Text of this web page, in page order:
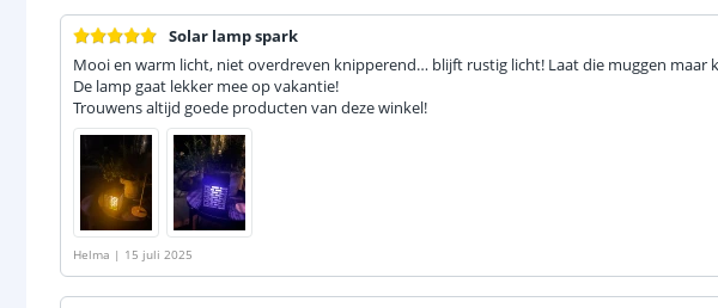
Solar lamp spark
Mooi en warm licht, niet overdreven knipperend… blijft rustig licht! Laat die muggen maar
De lamp gaat lekker mee op vakantie!
Trouwens altijd goede producten van deze winkel!
Helma | 15 juli 2025